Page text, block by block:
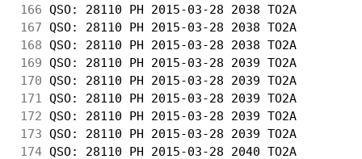
166 QSO: 28110 PH 2015-03-28 2038 TO2A
167 QSO: 28110 PH 2015-03-28 2038 TO2A
168 QSO: 28110 PH 2015-03-28 2038 TO2A
169 QSO: 28110 PH 2015-03-28 2039 TO2A
170 QSO: 28110 PH 2015-03-28 2039 TO2A
171
QSO: 28110 PH 2015-03-28 2039 TO2A
172 QSO: 28110 PH 2015-03-28 2039 TO2A
173 QSO: 28110 PH 2015-03-28 2039 TO2A
174 QSO: 28110 PH 2015-03-28 2040 TO2A